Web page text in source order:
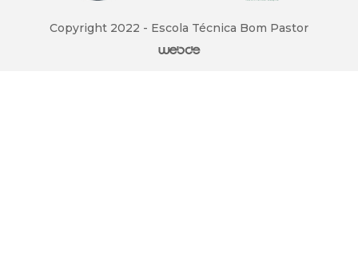
Copyright 2022 - Escola Técnica Bom Pastor